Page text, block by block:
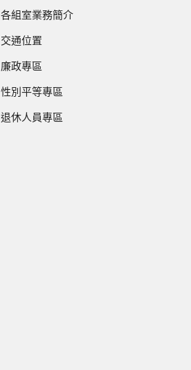
各組室業務簡介
交通位置
廉政專區
性別平等專區
退休人員專區